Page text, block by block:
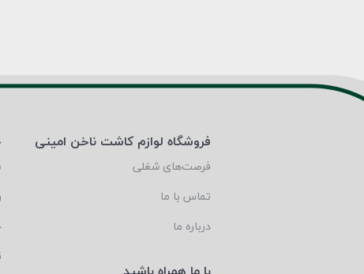
فروشگاه لوازم کاشت ناخن امینی
فرصت‌های شغلی
تماس با ما
درباره ما